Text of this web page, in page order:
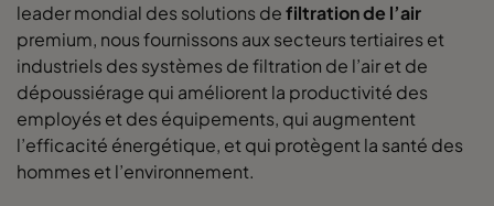
leader mondial des solutions defiltration de l’air
premium, nous fournissons aux secteurs tertiaires et
industriels des systèmes de filtration de l’air et de
dépoussiérage qui améliorent la productivité des
employés et des équipements, qui augmentent
l’efficacité énergétique, et qui protègent la santé des
hommes et l’environnement.